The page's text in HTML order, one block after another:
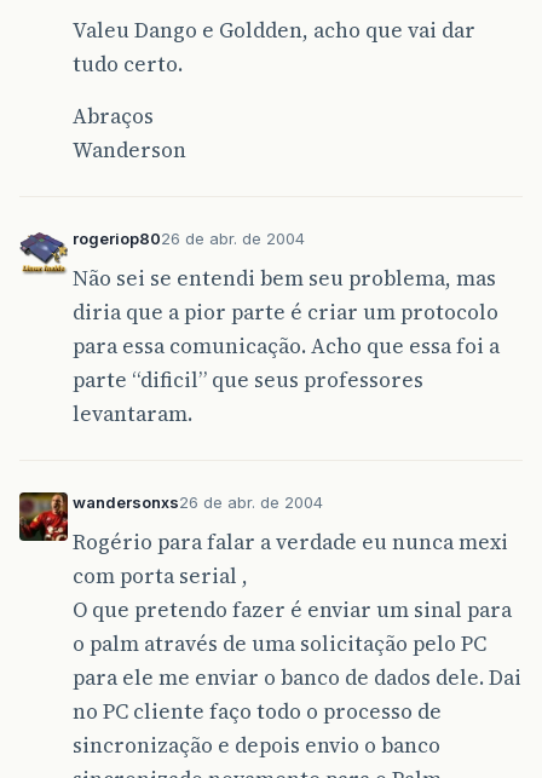
Valeu Dango e Goldden, acho que vai dar
tudo certo.
Abraços
Wanderson
rogeriop8026 de abr. de 2004
Não sei se entendi bem seu problema, mas
diria que a pior parte é criar um protocolo
para essa comunicação. Acho que essa foi a
parte “dificil” que seus professores
levantaram.
wandersonxs26 de abr. de 2004
Rogério para falar a verdade eu nunca mexi
com porta serial ,
O que pretendo fazer é enviar um sinal para
o palm através de uma solicitação pelo PC
para ele me enviar o banco de dados dele. Dai
no PC cliente faço todo o processo de
sincronização e depois envio o banco